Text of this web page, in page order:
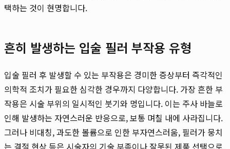
택하는 것이 현명합니다.
흔히 발생하는 입술 필러 부작용 유형
입술 필러 후 발생할 수 있는 부작용은 경미한 증상부터 즉각적인
의학적 조치가 필요한 심각한 경우까지 다양합니다. 가장 흔한 부
작용은 시술 부위의 일시적인 붓기와 멍입니다. 이는 주사 바늘로
인해 발생하는 자연스러운 반응으로, 보통 며칠 내에 사라집니다.
그러나 비대칭, 과도한 볼륨으로 인한 부자연스러움, 필러가 뭉치
는 결절 현상 등은 시술자의 기술 부족이나 잘못된 제품 선택으로